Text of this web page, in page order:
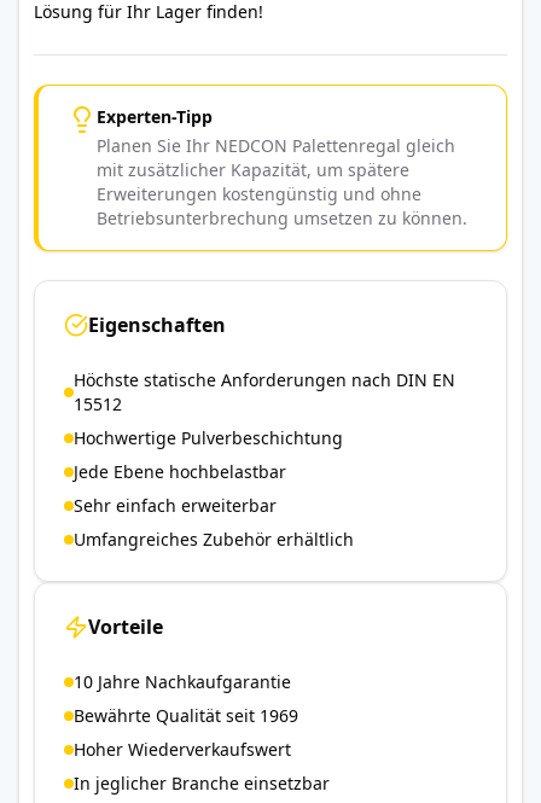
Lösung für Ihr Lager finden!
Experten-Tipp
Planen Sie Ihr NEDCON Palettenregal gleich
mit zusätzlicher Kapazität, um spätere
Erweiterungen kostengünstig und ohne
Betriebsunterbrechung umsetzen zu können.
Eigenschaften
Höchste statische Anforderungen nach DIN EN
15512
Hochwertige Pulverbeschichtung
Jede Ebene hochbelastbar
Sehr einfach erweiterbar
Umfangreiches Zubehör erhältlich
Vorteile
10 Jahre Nachkaufgarantie
Bewährte Qualität seit 1969
Hoher Wiederverkaufswert
In jeglicher Branche einsetzbar